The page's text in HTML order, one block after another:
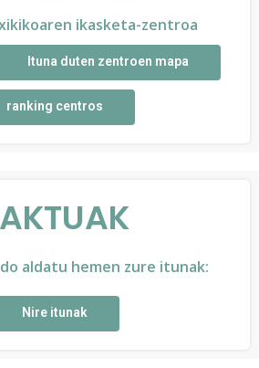
ikasketa-zentroa
Ituna duten zentroen mapa
ranking centros
aldatu hemen zure itunak:
Nire itunak